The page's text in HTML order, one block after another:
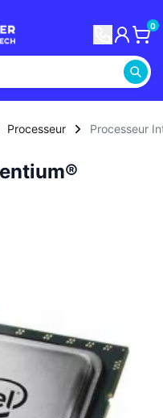
0
Processeur Processeur